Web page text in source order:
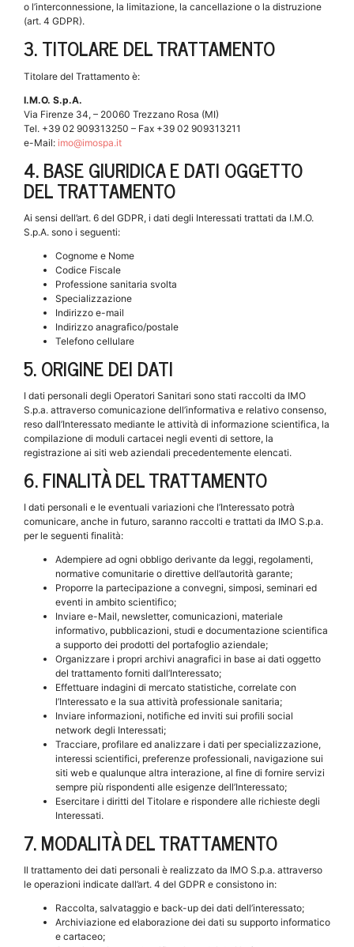
o l’interconnessione, la limitazione, la cancellazione o la distruzione
(art. 4 GDPR).
3.TITOLARE DEL TRATTAMENTO
Titolare del Trattamento è:
I.M.O. S.p.A.
Via Firenze 34, – 20060 Trezzano Rosa (MI)
Tel. +39 02 909313250 – Fax +39 02 909313211
e-Mail: imo@imospa.it
4.BASE GIURIDICA E DATI OGGETTO
DEL TRATTAMENTO
Ai sensi dell’art. 6 del GDPR, i dati degli Interessati trattati da I.M.O.
S.p.A. sono i seguenti:
Cognome e Nome
Codice Fiscale
Professione sanitaria svolta
Specializzazione
Indirizzo e-mail
Indirizzo anagrafico/postale
Telefono cellulare
5. ORIGINE DEI DATI
I dati personali degli Operatori Sanitari sono stati raccolti da IMO
S.p.a. attraverso comunicazione dell’informativa e relativo consenso,
reso dall’Interessato mediante le attività di informazione scientifica, la
compilazione di moduli cartacei negli eventi di settore, la
registrazione ai siti web aziendali precedentemente elencati.
6. FINALITÀ DEL TRATTAMENTO
I dati personali e le eventuali variazioni che l’Interessato potrà
comunicare, anche in futuro, saranno raccolti e trattati da IMO S.p.a.
per le seguenti finalità:
Adempiere ad ogni obbligo derivante da leggi, regolamenti,
normative comunitarie o direttive dell’autorità garante;
Proporre la partecipazione a convegni, simposi, seminari ed
eventi in ambito scientifico;
Inviare e-Mail, newsletter, comunicazioni, materiale
informativo, pubblicazioni, studi e documentazione scientifica
a supporto dei prodotti del portafoglio aziendale;
Organizzare i propri archivi anagrafici in base ai dati oggetto
del trattamento forniti dall’Interessato;
Effettuare indagini di mercato statistiche, correlate con
l’Interessato e la sua attività professionale sanitaria;
Inviare informazioni, notifiche ed inviti sui profili social
network degli Interessati;
Tracciare, profilare ed analizzare i dati per specializzazione,
interessi scientifici, preferenze professionali, navigazione sui
siti web e qualunque altra interazione, al fine di fornire servizi
sempre più rispondenti alle esigenze dell’Interessato;
Esercitare i diritti del Titolare e rispondere alle richieste degli
Interessati.
7. MODALITÀ DEL TRATTAMENTO
Il trattamento dei dati personali è realizzato da IMO S.p.a. attraverso
le operazioni indicate dall’art. 4 del GDPR e consistono in:
Raccolta, salvataggio e back-up dei dati dell’interessato;
Archiviazione ed elaborazione dei dati su supporto informatico
e cartaceo;